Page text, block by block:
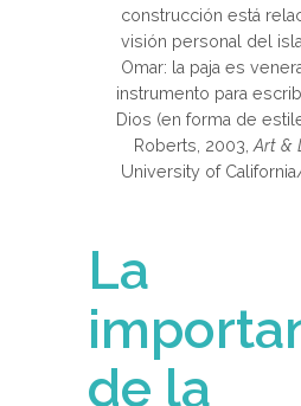
construcción está
visión personal del
Omar: la paja es
instrumento para
Dios (en forma de
Roberts, 2003, Art &
University of
La
de la